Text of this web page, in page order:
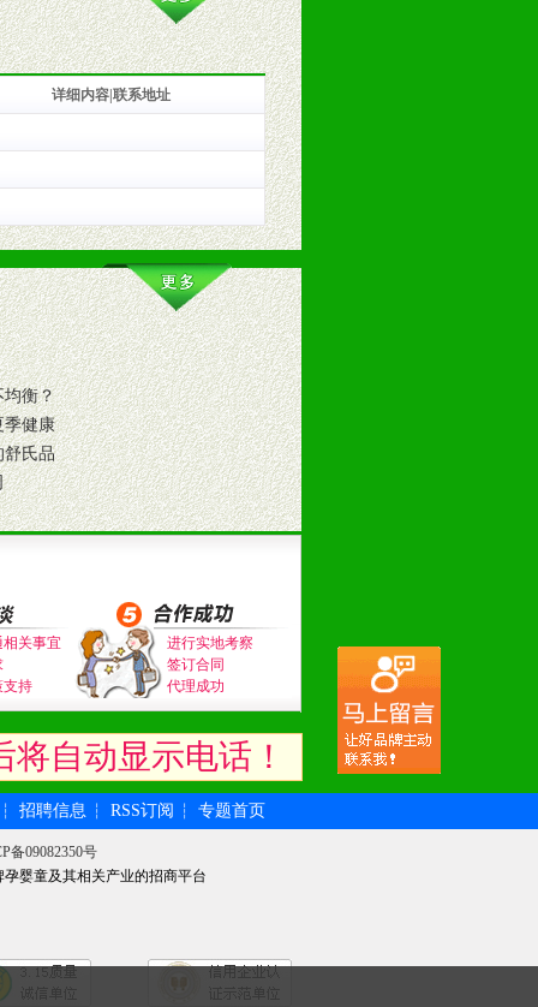
（包括POP、彩页、手提袋、易
营养建康知识。为经销商、分销商
详细内容|联系地址
均衡？
季健康
舒氏品
关事宜
支持
进行实地考察
签订合同
代理成功
自动显示电话！
┆ 招聘信息 ┆ RSS订阅 ┆ 专题首页
备09082350号
孕婴童及其相关产业的招商平台